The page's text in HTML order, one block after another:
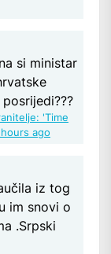
si ministar
'Time
hours ago
iz tog
im snovi o
.Srpski